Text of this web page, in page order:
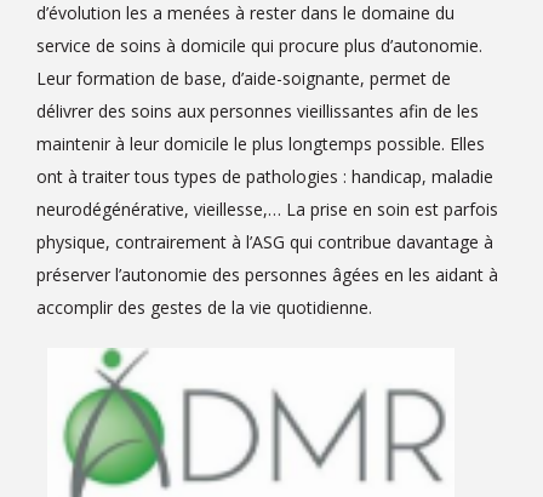
d’évolution les a menées à rester dans le domaine du
service de soins à domicile qui procure plus d’autonomie.
Leur formation de base, d’aide-soignante, permet de
délivrer des soins aux personnes vieillissantes afin de les
maintenir à leur domicile le plus longtemps possible. Elles
ont à traiter tous types de pathologies : handicap, maladie
neurodégénérative, vieillesse,… La prise en soin est parfois
physique, contrairement à l’ASG qui contribue davantage à
préserver l’autonomie des personnes âgées en les aidant à
accomplir des gestes de la vie quotidienne.